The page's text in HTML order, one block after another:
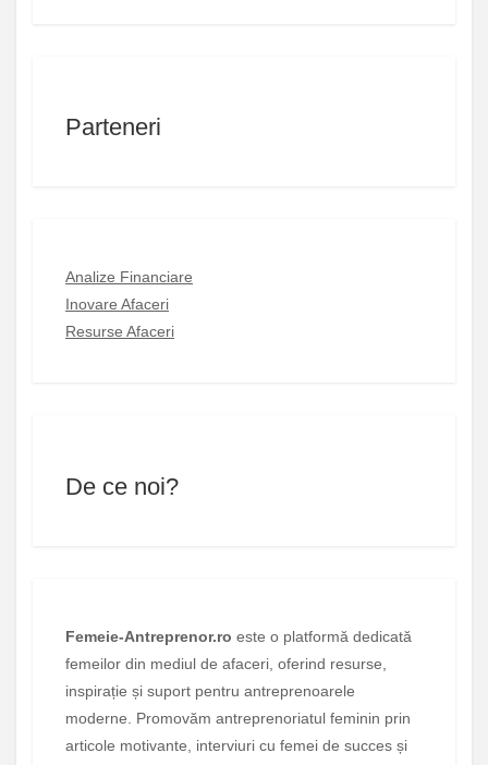
Parteneri
Analize Financiare
Inovare Afaceri
Resurse Afaceri
De ce noi?
Femeie-Antreprenor.ro este o platformă dedicată
femeilor din mediul de afaceri, oferind resurse,
inspirație și suport pentru antreprenoarele
moderne. Promovăm antreprenoriatul feminin prin
articole motivante, interviuri cu femei de succes și